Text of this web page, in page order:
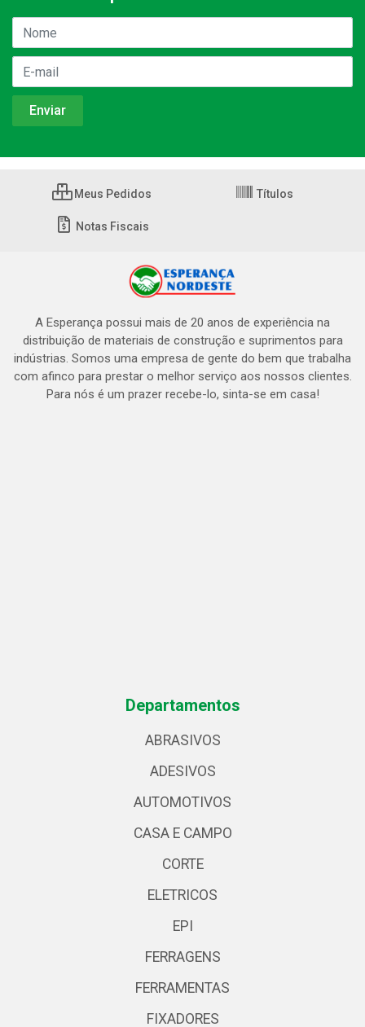
Meus Pedidos Títulos
Notas Fiscais
A Esperança possui mais de 20 anos de experiência na
distribuição de materiais de construção e suprimentos para
indústrias. Somos uma empresa de gente do bem que trabalha
com afinco para prestar o melhor serviço aos nossos clientes.
Para nós é um prazer recebe-lo, sinta-se em casa!
Departamentos
ABRASIVOS
ADESIVOS
AUTOMOTIVOS
CASA E CAMPO
CORTE
ELETRICOS
EPI
FERRAGENS
FERRAMENTAS
FIXADORES